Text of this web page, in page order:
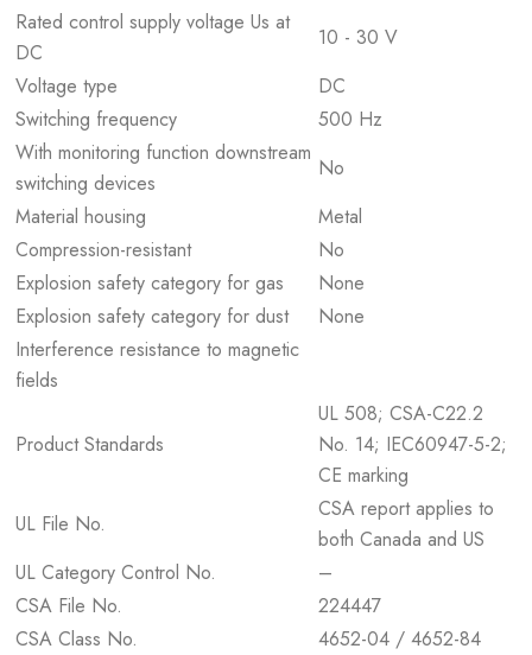
Rated control supply voltage Us at
DC
10 - 30 V
Voltage type
DC
Switching frequency
500 Hz
With monitoring function downstream
switching devices
No
Material housing
Metal
Compression-resistant
No
Explosion safety category for gas
None
Explosion safety category for dust
None
Interference resistance to magnetic
fields
Product Standards
UL 508; CSA-C22.2
No. 14; IEC60947-5-2;
CE marking
UL File No.
CSA report applies to
both Canada and US
UL Category Control No.
–
CSA File No.
224447
CSA Class No.
4652-04 / 4652-84